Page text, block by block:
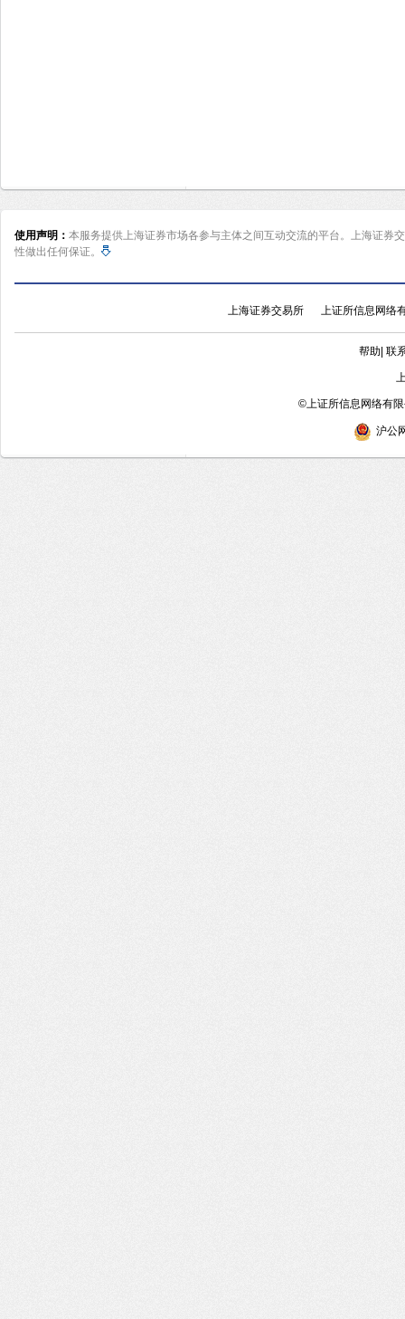
使用声明： 本服务提供上海证券市场各参与主体之间互动交流的平台。上海证券
性做出任何保证。
上海证券交易所 上证所信息网络
帮助| 联
©上证所信息网络有
沪公